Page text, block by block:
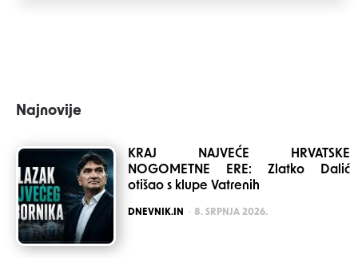
Najnovije
KRAJ NAJVEĆE HRVATSKE
NOGOMETNE ERE: Zlatko Dalić
otišao s klupe Vatrenih
POSTED
DNEVNIK.IN 8. SRPNJA 2026.